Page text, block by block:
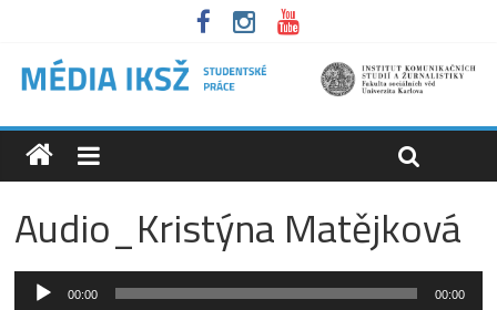
Audio_Kristýna Matějková
Audio
00:00 00:00